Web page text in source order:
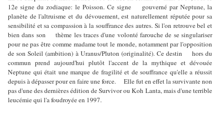
12e signe du zodiaque: le Poisson. Ce signe gouverné par Neptune, la
planète de l'altruisme et du dévouement, est naturellement réputée pour sa
sensibilité et sa compassion à la souffrance des autres. Si l'on retrouve bel et
bien dans son thème les traces d'une volonté farouche de se singulariser
pour ne pas être comme madame tout le monde, notamment par l'opposition
de son Soleil (ambition) à Uranus/Pluton (originalité). Ce destin hors du
commun prend aujourd'hui plutôt l'accent de la mythique et dévouée
Neptune qui était une marque de fragilité et de souffrance qu'elle a réussit
depuis à dépasser pour en faire une force. Elle fut en effet la survivante non
pas d'une des dernières édition de Survivor ou Koh Lanta, mais d'une terrible
leucémie qui l'a foudroyée en 1997.